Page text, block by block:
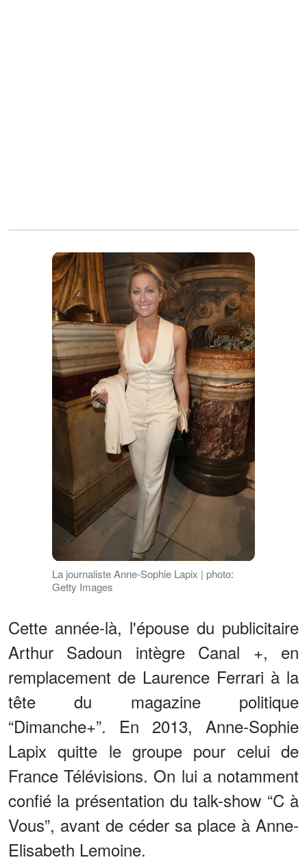
La journaliste Anne-Sophie Lapix | photo:
Getty Images
Cette année-là, l'épouse du publicitaire
Arthur Sadoun intègre Canal +, en
remplacement de Laurence Ferrari à la
tête du magazine politique
“Dimanche+”. En 2013, Anne-Sophie
Lapix quitte le groupe pour celui de
France Télévisions. On lui a notamment
confié la présentation du talk-show “C à
Vous”, avant de céder sa place à Anne-
Elisabeth Lemoine.